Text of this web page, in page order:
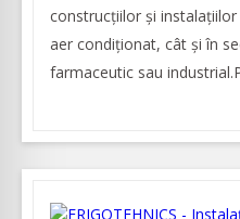
construcțiilor și
aer condiționat, cât și în
farmaceutic sau